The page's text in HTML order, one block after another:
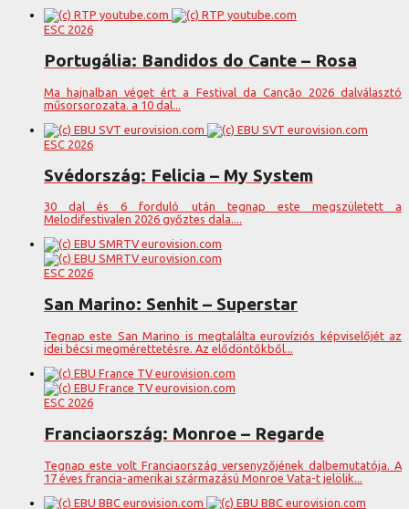
ESC 2026
Portugália: Bandidos do Cante – Rosa
Ma hajnalban véget ért a Festival da Canção 2026 dalválasztó
műsorsorozata. a 10 dal...
ESC 2026
Svédország: Felicia – My System
30 dal és 6 forduló után tegnap este megszületett a
Melodifestivalen 2026 győztes dala....
ESC 2026
San Marino: Senhit – Superstar
Tegnap este San Marino is megtalálta eurovíziós képviselőjét az
idei bécsi megmérettetésre. Az elődöntőkből...
ESC 2026
Franciaország: Monroe – Regarde
Tegnap este volt Franciaország versenyzőjének dalbemutatója. A
17 éves francia-amerikai származású Monroe Vata-t jelölik...